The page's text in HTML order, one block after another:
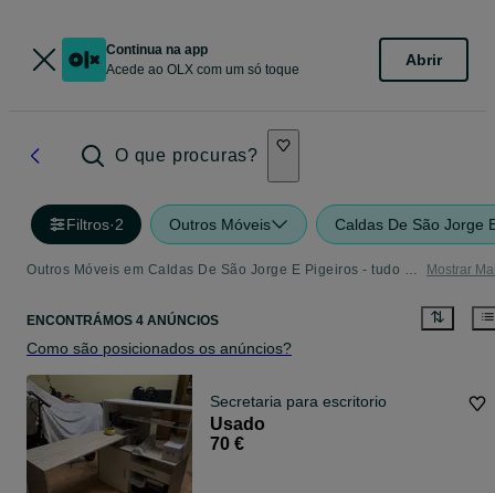
Continua na app
Acede ao OLX com um só toque
Abrir
O que procuras?
Filtros·2 Outros Móveis Caldas De São Jorge
Outros Móveis em Caldas De São Jorge E Pigeiros - tudo o que precisa Mostrar
ENCONTRÁMOS 4 ANÚNCIOS
Como são posicionados os anúncios?
Secretaria para escritorio
Usado
70 €